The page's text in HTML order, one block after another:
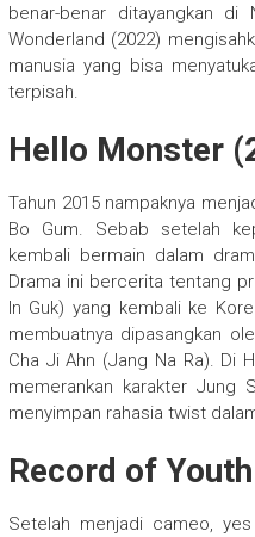
benar-benar ditayangkan
Wonderland (2022)
manusia yang bisa
terpisah.
Hello Monster
Tahun 2015 nampaknya
Bo Gum. Sebab setelah
kembali bermain dalam
Drama ini bercerita tentang
In Guk) yang kembali ke
membuatnya dipasangkan
Cha Ji Ahn (Jang Na Ra). Di
memerankan karakter Jung
menyimpan rahasia twist
Record of
Setelah menjadi cameo,